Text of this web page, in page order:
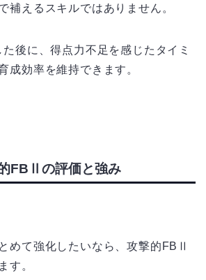
補えるスキルではありません。
後に、得点力不足を感じたタイミ
成効率を維持できます。
FBⅡの評価と強み
めて強化したいなら、攻撃的FBⅡ
す。